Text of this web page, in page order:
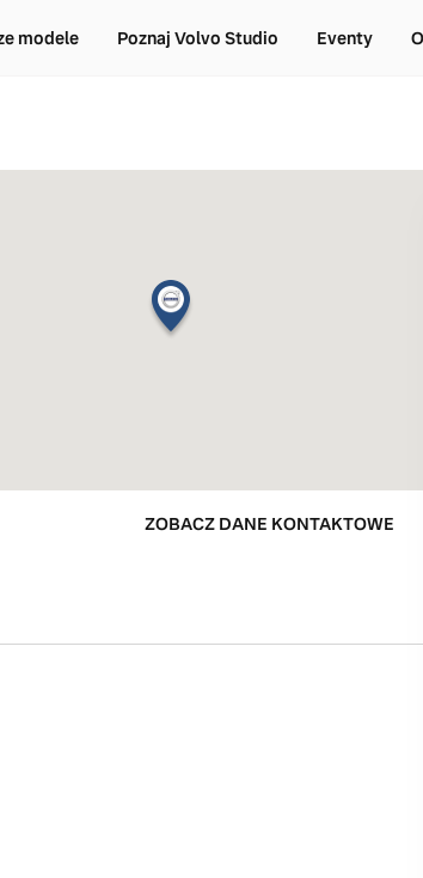
modele Poznaj Volvo Studio Eventy
ZOBACZ DANE KONTAKTOWE